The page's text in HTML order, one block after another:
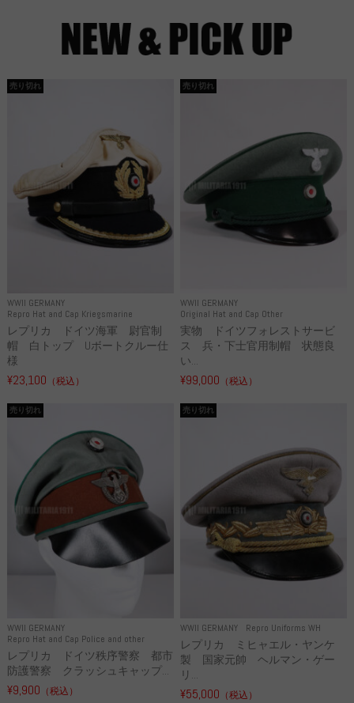
WWII GERMANY
Repro Hat and Cap Kriegsmarine
売り切れ
レプリカ ドイツ海軍 尉官制
帽 白トップ Uボートクルー仕
様
¥23,100 （税込）
WWII GERMANY
Original Hat and Cap Other
売り切れ
実物 ドイツフォレストサービ
ス 兵・下士官用制帽 状態良
い...
¥99,000 （税込）
WWII GERMANY
Repro Hat and Cap Police and other
売り切れ
レプリカ ドイツ秩序警察 都市
防護警察 クラッシュキャップ...
¥9,900 （税込）
WWII GERMANY Repro Uniforms WH
売り切れ
レプリカ ミヒャエル・ヤンケ
製 国家元帥 ヘルマン・ゲー
リ...
¥55,000 （税込）